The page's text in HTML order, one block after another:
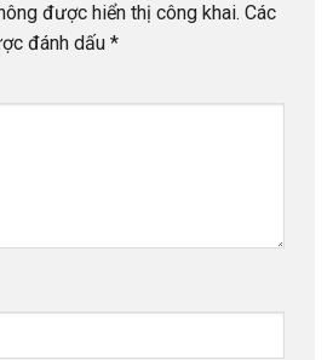
được hiển thị công khai. Các
đánh dấu *